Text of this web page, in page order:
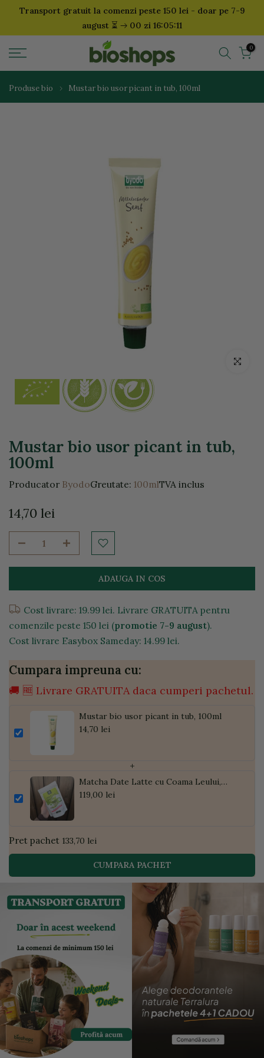
SariTransport gratuit la comenzi peste 150 lei - doar pe 7-9
august ⏳ 00 zi 16:05:11
0
Produse bio Mustar bio usor picant in tub, 100ml
Click
Mustar bio usor picant in tub,
100ml
Producator ByodoGreutate: 100mlTVA inclus
14,70 lei
ADAUGA IN COS
Cost livrare: 19.99 lei. Livrare GRATUITA pentru
comenzile peste 150 lei (promotie 7-9 august).
Cost livrare Easybox Sameday: 14.99 lei.
Cumpara impreuna cu:
🚚 🆓 Livrare GRATUITA daca cumperi pachetul.
Mustar bio usor picant in tub, 100ml
14,70 lei
+
Matcha Date Latte cu Coama Leului,
Pudră de Curmale și Ghimbir, ECO, 300g
119,00 lei
Pret pachet 133,70 lei
CUMPARA PACHET